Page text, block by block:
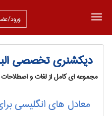
ورود/
دیکشنری تخصصی
مجموعه ای کامل از لغات و
معادل های انگلیسی